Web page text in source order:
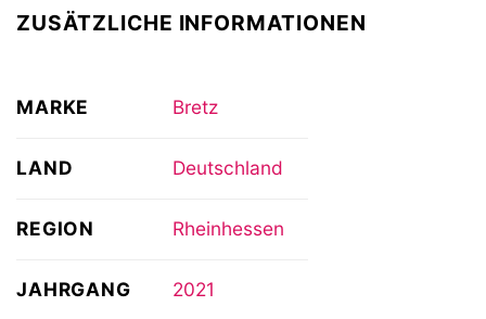
ZUSÄTZLICHE INFORMATIONEN
MARKE Bretz
LAND Deutschland
REGION Rheinhessen
JAHRGANG 2021